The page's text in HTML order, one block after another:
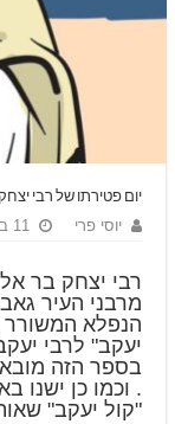
יום פטירתו של רבי
יוסי פרי 11 במרץ 2025
רבי יצחק בר
מרבני העיר
הנפלא
יעקב" לרבי
בספר הזה
. וכמו כן ישנו
"קול יעקב"